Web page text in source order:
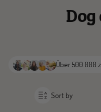
Über 500.000
Sort by